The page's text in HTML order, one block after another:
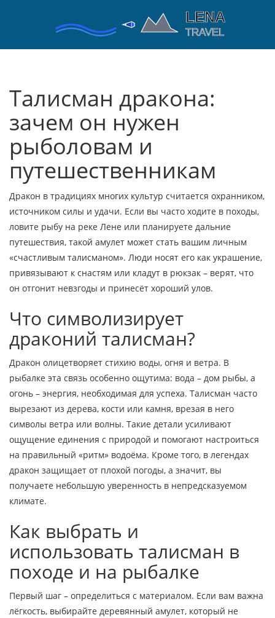
Талисман дракона:
зачем он нужен
рыболовам и
путешественникам
Дракон в традициях многих культур считается охранником,
источником силы и удачи. Если вы часто ходите в походы,
ловите рыбу на реке Лене или планируете дальние
путешествия, такой амулет может стать вашим личным
«счастливым талисманом». Люди носят его как украшение,
привязывают к снастям или кладут в рюкзак – верят, что
он отгонит невзгоды и принесёт хороший улов.
Что символизирует
драконий талисман?
Дракон олицетворяет стихию воды, огня и ветра. В
рыбалке эта связь особенно ощутима: вода – дом рыбы, а
огонь – энергия, необходимая для успеха. Талисман часто
вырезают из дерева, кости или камня, врезая в него
символы ветра или волны. Такие детали усиливают
ощущение единения с природой и помогают настроиться
на правильный «ритм» водоёма. Кроме того, в легендах
дракон защищает от плохой погоды, а значит, вы
получаете небольшую уверенность в непредсказуемом
климате.
Как выбрать и
использовать талисман в
походе и на рыбалке
Первый шаг – определиться с материалом. Если вам важна
лёгкость, выбирайте деревянный амулет, который не